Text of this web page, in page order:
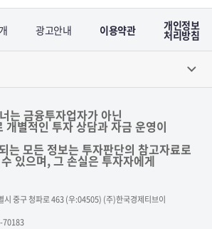
광고안내 이용약관 개인정보
처리방침
는 금융투자업자가 아닌
개별적인 투자 상담과 자금 운영이
는 모든 정보는 투자판단의 참고자료로
있으며, 그 손실은 투자자에게
시 중구 청파로 463 (우:04505) (주)한국경제티브이
70183